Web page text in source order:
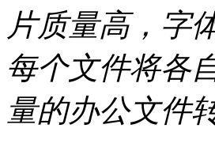
片质量高，字
每个文件将各
量的办公文件